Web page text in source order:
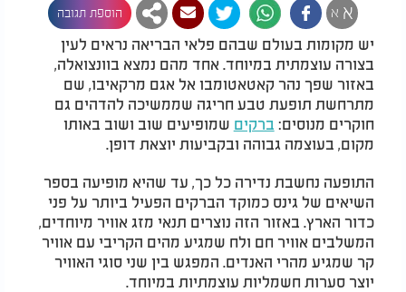
א א הוספת תגובה
יש מקומות בעולם שבהם פלאי הבריאה נראים לעין
בצורה עוצמתית במיוחד. אחד מהם נמצא בוונצואלה,
באזור שפך נהר קאטאטומבו אל אגם מרקאיבו, שם
מתרחשת תופעת טבע חריגה שממשיכה להדהים גם
חוקרים מנוסים: ברקים שמופיעים שוב ושוב באותו
מקום, בעוצמה גבוהה ובקביעות יוצאת דופן.
התופעה נחשבת נדירה כל כך, עד שהיא מופיעה בספר
השיאים של גינס כמוקד הברקים הפעיל ביותר על פני
כדור הארץ. באזור הזה נוצרים תנאי מזג אוויר מיוחדים,
המשלבים אוויר חם ולח שמגיע מהים הקריבי עם אוויר
קר שמגיע מהרי האנדים. המפגש בין שני סוגי האוויר
יוצר סערות חשמליות עוצמתיות במיוחד.